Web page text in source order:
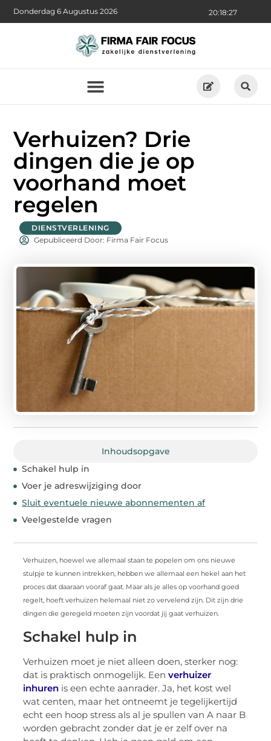
20:18:28
Donderdag 6 Augustus 2026
Verhuizen? Drie
dingen die je op
voorhand moet
regelen
DIENSTVERLENING
Gepubliceerd Door: Firma Fair Focus
Inhoudsopgave
Schakel hulp in
Voer je adreswijziging door
Sluit eventuele nieuwe abonnementen af
Veelgestelde vragen
Verhuizen, hoewel we allemaal staan te popelen om ons nieuwe
stulpje te kunnen intrekken, hebben we allemaal een hekel aan het
proces dat daaraan vooraf gaat. Maar als je alles op voorhand goed
regelt, hoeft verhuizen helemaal niet zo vervelend zijn. Dit zijn drie
dingen die geregeld moeten zijn voordat jij gaat verhuizen.
Schakel hulp in
Verhuizen moet je niet alleen doen, sterker nog:
dat is praktisch onmogelijk. Eenverhuizer
inhuren is een echte aanrader. Ja, het kost wel
wat centen, maar het ontneemt je tegelijkertijd
echt een hoop stress als al je spullen van A naar B
worden gebracht zonder dat je er zelf over na